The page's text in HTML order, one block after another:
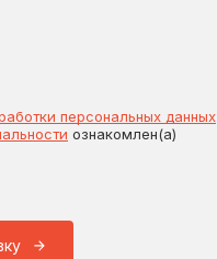
персональных данных
ознакомлен(а)